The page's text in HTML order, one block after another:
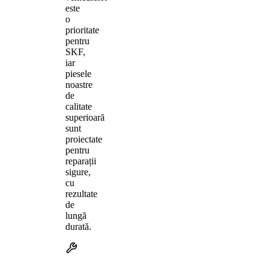
este
o
prioritate
pentru
SKF,
iar
piesele
noastre
de
calitate
superioară
sunt
proiectate
pentru
reparații
sigure,
cu
rezultate
de
lungă
durată.